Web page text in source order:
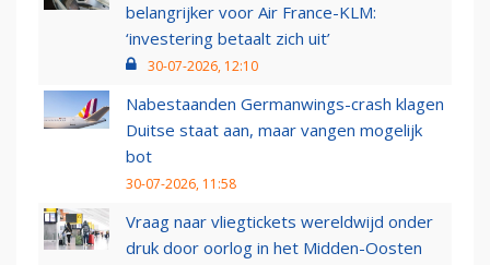
belangrijker voor Air France-KLM:
‘investering betaalt zich uit’
30-07-2026, 12:10
Nabestaanden Germanwings-crash klagen
Duitse staat aan, maar vangen mogelijk
bot
30-07-2026, 11:58
Vraag naar vliegtickets wereldwijd onder
druk door oorlog in het Midden-Oosten